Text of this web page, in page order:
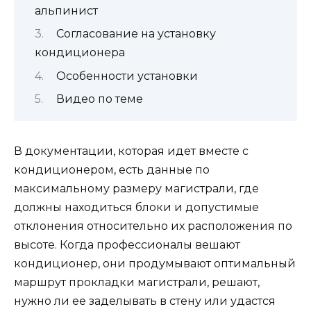
альпинист
Согласование на установку
кондиционера
Особенности установки
Видео по теме
В документации, которая идет вместе с
кондиционером, есть данные по
максимальному размеру магистрали, где
должны находиться блоки и допустимые
отклонения относительно их расположения по
высоте. Когда профессионалы вешают
кондиционер, они продумывают оптимальный
маршрут прокладки магистрали, решают,
нужно ли ее заделывать в стену или удастся